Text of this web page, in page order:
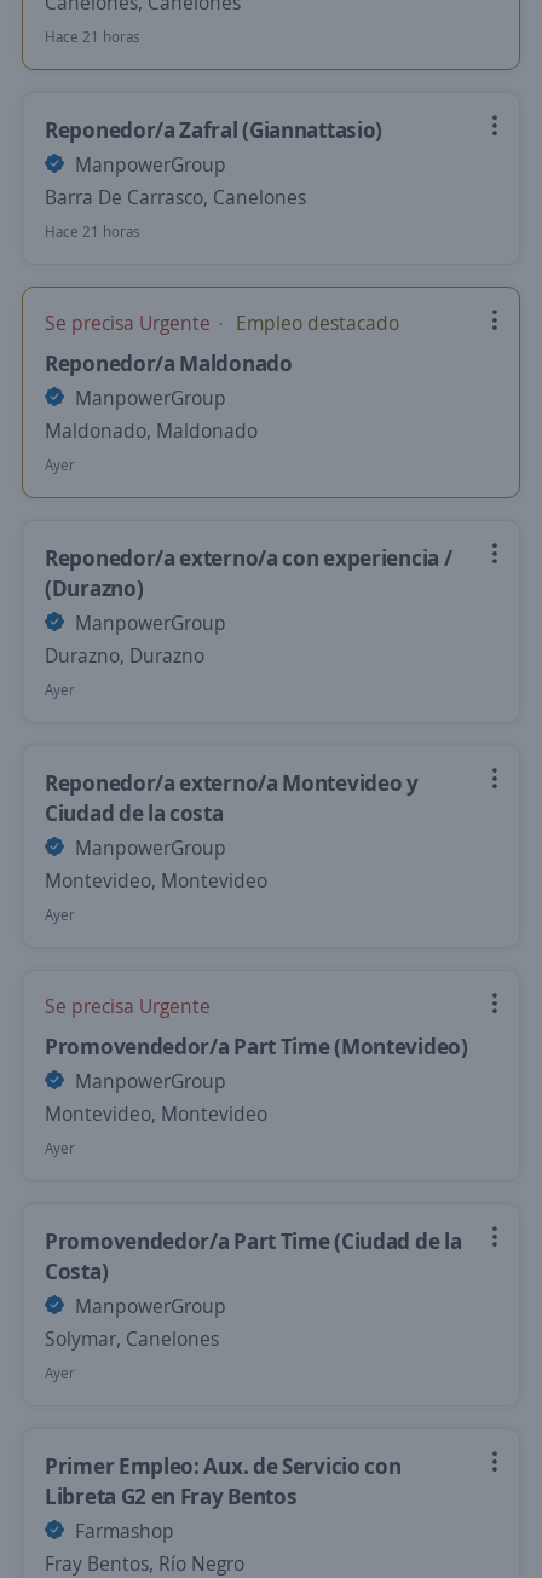
Hace 21 horas
Reponedor/a Zafral (Giannattasio)
ManpowerGroup
Barra De Carrasco, Canelones
Hace 21 horas
Se precisa Urgente Empleo destacado
Reponedor/a Maldonado
ManpowerGroup
Maldonado, Maldonado
Ayer
Reponedor/a externo/a con experiencia /
(Durazno)
ManpowerGroup
Durazno, Durazno
Ayer
Reponedor/a externo/a Montevideo y
Ciudad de la costa
ManpowerGroup
Montevideo, Montevideo
Ayer
Se precisa Urgente
Promovendedor/a Part Time (Montevideo)
ManpowerGroup
Montevideo, Montevideo
Ayer
Promovendedor/a Part Time (Ciudad de la
Costa)
ManpowerGroup
Solymar, Canelones
Ayer
Primer Empleo: Aux. de Servicio con
Libreta G2 en Fray Bentos
Farmashop
Fray Bentos, Río Negro